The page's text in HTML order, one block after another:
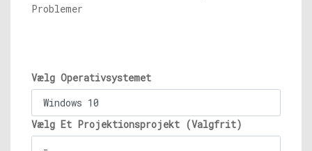
Problemer
Vælg Operativsystemet
Vælg Et Projektionsprojekt (Valgfrit)